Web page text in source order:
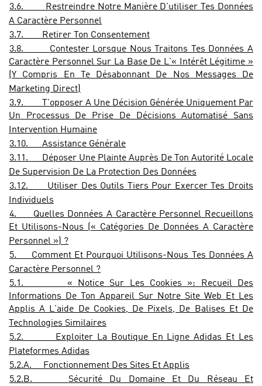
3.6.
Restreindre Notre Manière D'utiliser Tes Données
A Caractère Personnel
3.7.
Retirer Ton Consentement
3.8.
Contester Lorsque Nous Traitons Tes Données A
Caractère Personnel Sur La Base De L'« Intérêt Légitime »
(Y Compris En Te Désabonnant De Nos Messages De
Marketing Direct)
3.9.
T'opposer A Une Décision Générée Uniquement Par
Un Processus De Prise De Décisions Automatisé Sans
Intervention Humaine
3.10.
Assistance Générale
3.11.
Déposer Une Plainte Auprès De Ton Autorité Locale
De Supervision De La Protection Des Données
3.12.
Utiliser Des Outils Tiers Pour Exercer Tes Droits
Individuels
4.
Quelles Données A Caractère Personnel Recueillons
Et Utilisons-Nous (« Catégories De Données A Caractère
Personnel ») ?
5.
Comment Et Pourquoi Utilisons-Nous Tes Données A
Caractère Personnel ?
5.1.
« Notice Sur Les Cookies »: Recueil Des
Informations De Ton Appareil Sur Notre Site Web Et Les
Applis A L'aide De Cookies, De Pixels, De Balises Et De
Technologies Similaires
5.2.
Exploiter La Boutique En Ligne Adidas Et Les
Plateformes Adidas
5.2.A.
Fonctionnement Des Sites Et Applis
5.2.B.
Sécurité Du Domaine Et Du Réseau Et